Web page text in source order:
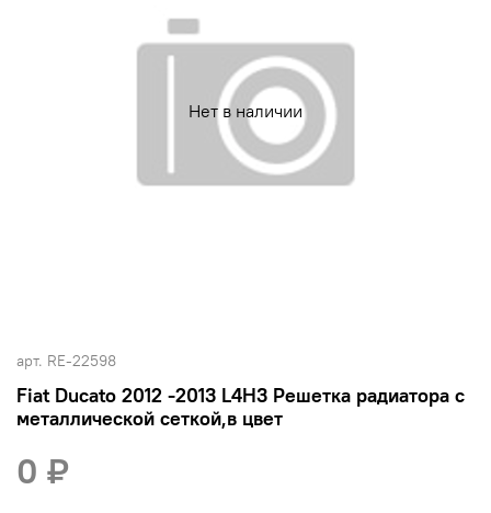
Нет в наличии
арт. RE-22598
Fiat Ducato 2012 -2013 L4H3 Решетка радиатора с
металлической сеткой,в цвет
0 ₽